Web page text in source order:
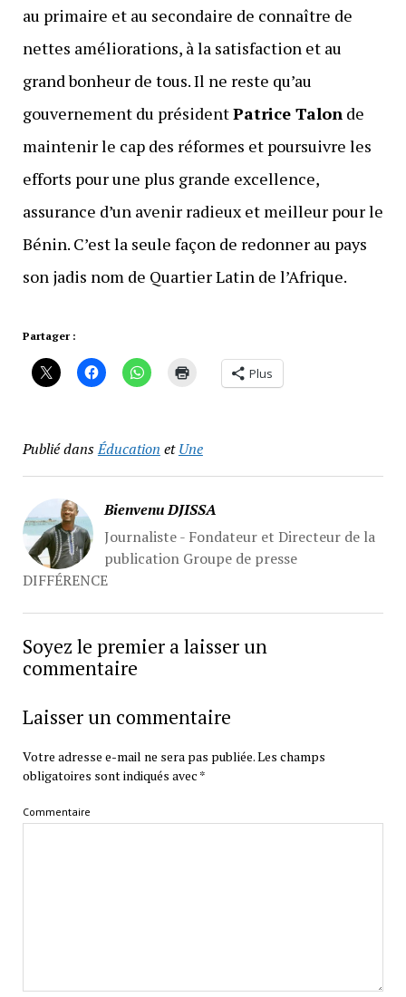
au primaire et au secondaire de connaître de
nettes améliorations, à la satisfaction et au
grand bonheur de tous. Il ne reste qu’au
gouvernement du présidentPatrice Talonde
maintenir le cap des réformes et poursuivre les
efforts pour une plus grande excellence,
assurance d’un avenir radieux et meilleur pour le
Bénin. C’est la seule façon de redonner au pays
son jadis nom de Quartier Latin de l’Afrique.
Partager :
Plus
Publié dansÉducation etUne
Bienvenu DJISSA
Journaliste - Fondateur et Directeur de la
publication Groupe de presse
DIFFÉRENCE
Soyez le premier a laisser un
commentaire
Laisser un commentaire
Votre adresse e-mail ne sera pas publiée.Les champs
obligatoires sont indiqués avec *
Commentaire